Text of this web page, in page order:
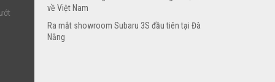
về Việt Nam
Ra mắt showroom Subaru 3S đầu tiên tại Đà
Nẵng